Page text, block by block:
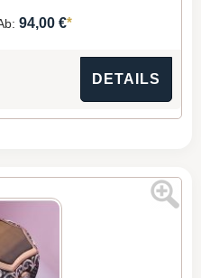
94,00 €*
DETAILS